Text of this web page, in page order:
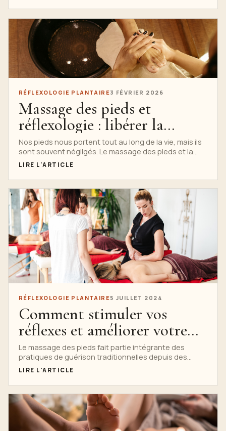
RÉFLEXOLOGIE PLANTAIRE3 FÉVRIER 2026
Massage des pieds et
réflexologie : libérer la
puissance sous vos pieds
Nos pieds nous portent tout au long de la vie, mais ils
sont souvent négligés. Le massage des pieds et la
réflexologie vont au-delà...
LIRE L'ARTICLE
RÉFLEXOLOGIE PLANTAIRE5 JUILLET 2024
Comment stimuler vos
réflexes et améliorer votre
santé avec le massage
traditionnel des pieds de
l'école Nuad Thai
Le massage des pieds fait partie intégrante des
pratiques de guérison traditionnelles depuis des
siècles. À l'école Nuad Thai,...
LIRE L'ARTICLE